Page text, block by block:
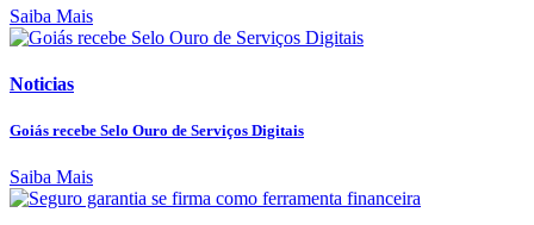
Saiba Mais
Noticias
Goiás recebe Selo Ouro de Serviços Digitais
Saiba Mais